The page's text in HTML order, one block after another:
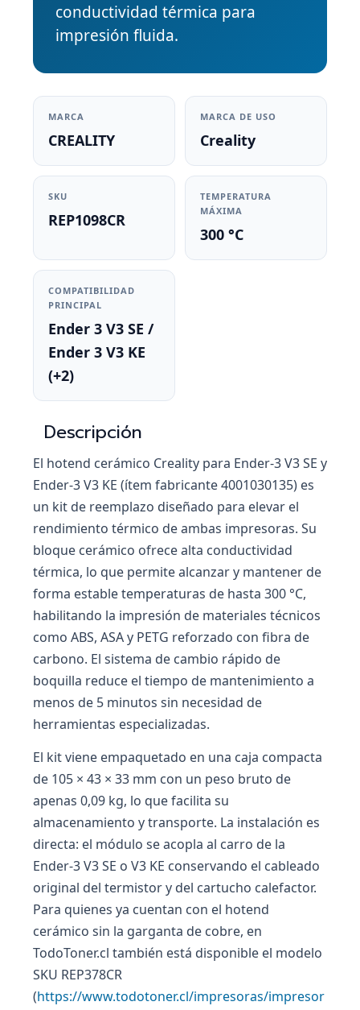
conductividad térmica para
impresión fluida.
MARCA
CREALITY
MARCA DE USO
Creality
SKU
REP1098CR
TEMPERATURA
MÁXIMA
300 °C
COMPATIBILIDAD
PRINCIPAL
Ender 3 V3 SE /
Ender 3 V3 KE
(+2)
Descripción
El hotend cerámico Creality para Ender-3 V3 SE y
Ender-3 V3 KE (ítem fabricante 4001030135) es
un kit de reemplazo diseñado para elevar el
rendimiento térmico de ambas impresoras. Su
bloque cerámico ofrece alta conductividad
térmica, lo que permite alcanzar y mantener de
forma estable temperaturas de hasta 300 °C,
habilitando la impresión de materiales técnicos
como ABS, ASA y PETG reforzado con fibra de
carbono. El sistema de cambio rápido de
boquilla reduce el tiempo de mantenimiento a
menos de 5 minutos sin necesidad de
herramientas especializadas.
El kit viene empaquetado en una caja compacta
de 105 × 43 × 33 mm con un peso bruto de
apenas 0,09 kg, lo que facilita su
almacenamiento y transporte. La instalación es
directa: el módulo se acopla al carro de la
Ender-3 V3 SE o V3 KE conservando el cableado
original del termistor y del cartucho calefactor.
Para quienes ya cuentan con el hotend
cerámico sin la garganta de cobre, en
TodoToner.cl también está disponible el modelo
SKU REP378CR
(https://www.todotoner.cl/impresoras/impresor